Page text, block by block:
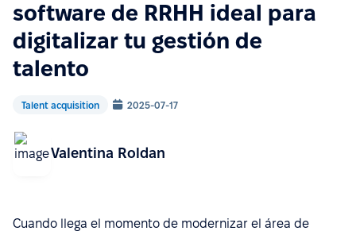
software de RRHH ideal para
digitalizar tu gestión de
talento
Talent acquisition 2025-07-17
Valentina Roldan
Cuando llega el momento de modernizar el área de